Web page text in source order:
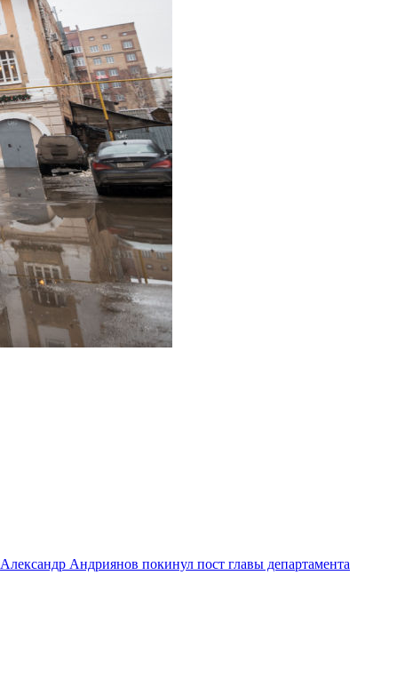
Александр Андриянов покинул пост главы департамента